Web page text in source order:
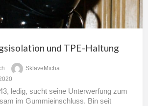
und TPE-Haltung
SklaveMicha
ledig, sucht seine Unterwerfung zum
im Gummieinschluss. Bin seit